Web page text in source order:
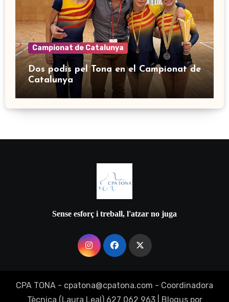
Campionat de Catalunya
Dos podis pel Tona en el Campionat de
Catalunya
Sense esforç i treball, l'atzar no juga
CPA TONA - cpatona@cpatona.com - Coordinadora
Tècnica (Laura Leal) 627 062 963
Bloguspor